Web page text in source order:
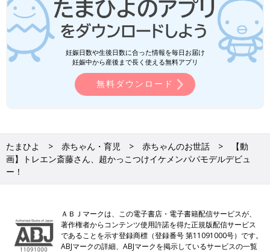
妊娠日数や生後日数に合った情報を毎日お届け
妊娠中から産後まで長く使える無料アプリ
無料ダウンロード
たまひよ 赤ちゃん・育児 赤ちゃんのお世話
【動
画】トレエン斎藤さん、超かっこつけイケメンパパモデルデビュ
ー！
ＡＢＪマークは、この電子書店・電子書籍配信サービスが、
著作権者からコンテンツ使用許諾を得た正規版配信サービス
であることを示す登録商標（登録番号 第11091000号）です。
ABJマークの詳細、ABJマークを掲示しているサービスの一覧